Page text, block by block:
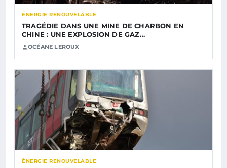
ÉNERGIE RENOUVELABLE
TRAGÉDIE DANS UNE MINE DE CHARBON EN
CHINE : UNE EXPLOSION DE GAZ…
OCÉANE LEROUX
ÉNERGIE RENOUVELABLE